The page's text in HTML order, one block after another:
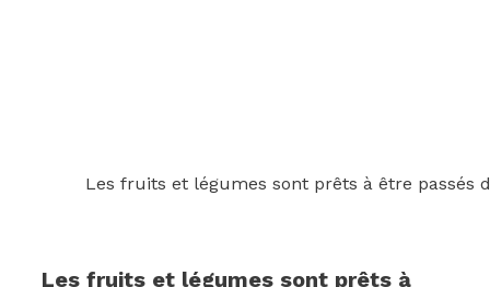
Les fruits et légumes sont prêts à être passés
Les fruits et légumes sont prêts à